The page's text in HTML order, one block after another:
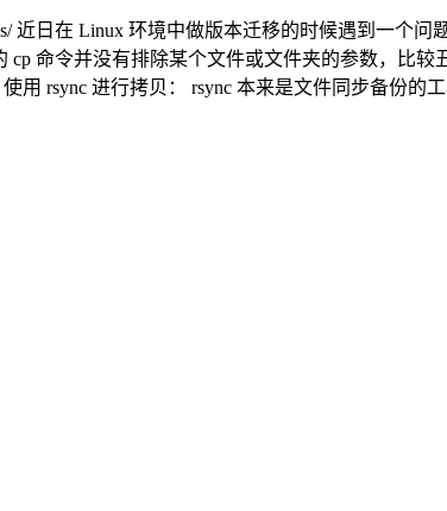
近日在 Linux 环境中做版本迁移的时候遇到一个
命令并没有排除某个文件或文件夹的参数，比较
用 rsync 进行拷贝： rsync 本来是文件同步备份的